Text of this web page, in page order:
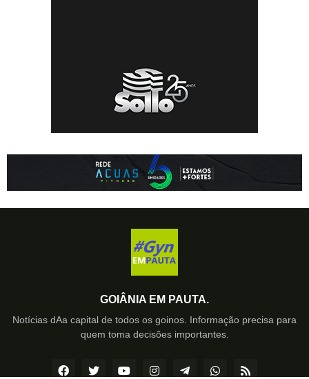
GOIÂNIA EM PAUTA.
Notícias dAa capital de todos os goinos. Informação precisa para
quem toma decisões importantes.